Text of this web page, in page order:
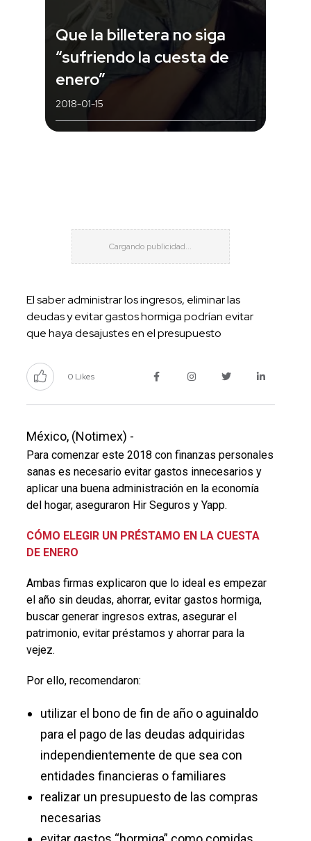
Que la billetera no siga
“sufriendo la cuesta de
enero”
2018-01-15
El saber administrar los ingresos, eliminar las
deudas y evitar gastos hormiga podrían evitar
que haya desajustes en el presupuesto
0 Likes
México, (Notimex) -
Para comenzar este 2018 con finanzas personales
sanas es necesario evitar gastos innecesarios y
aplicar una buena administración en la economía
del hogar, aseguraron Hir Seguros y Yapp.
CÓMO ELEGIR UN PRÉSTAMO EN LA CUESTA
DE ENERO
Ambas firmas explicaron que lo ideal es empezar
el año sin deudas, ahorrar, evitar gastos hormiga,
buscar generar ingresos extras, asegurar el
patrimonio, evitar préstamos y ahorrar para la
vejez.
Por ello, recomendaron:
utilizar el bono de fin de año o aguinaldo
para el pago de las deudas adquiridas
independientemente de que sea con
entidades financieras o familiares
realizar un presupuesto de las compras
necesarias